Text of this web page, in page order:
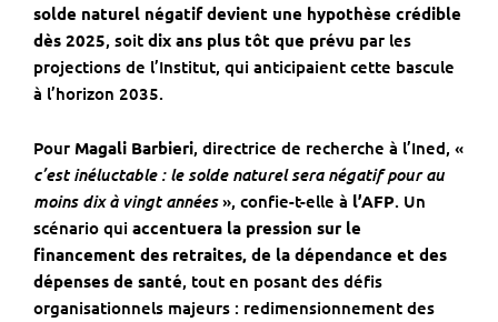
solde naturel négatif devient une hypothèse crédible
dès 2025, soit dix ans plus tôt que prévu par les
projections de l’Institut, qui anticipaient cette bascule
à l’horizon 2035.
Pour Magali Barbieri, directrice de recherche à l’Ined, «
c’est inéluctable : le solde naturel sera négatif pour au
moins dix à vingt années», confie-t-elle à l’AFP. Un
scénario qui accentuera la pression sur le
financement des retraites, de la dépendance et des
dépenses de santé, tout en posant des défis
organisationnels majeurs : redimensionnement des